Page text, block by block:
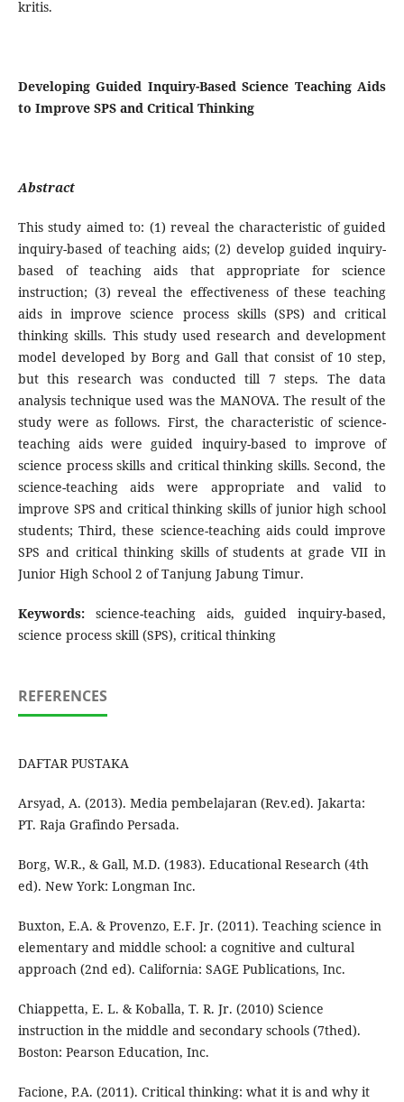
kritis.
Developing Guided Inquiry-Based Science Teaching Aids
to Improve SPS and Critical Thinking
Abstract
This study aimed to: (1) reveal the characteristic of guided
inquiry-based of teaching aids; (2) develop guided inquiry-
based of teaching aids that appropriate for science
instruction; (3) reveal the effectiveness of these teaching
aids in improve science process skills (SPS) and critical
thinking skills. This study used research and development
model developed by Borg and Gall that consist of 10 step,
but this research was conducted till 7 steps. The data
analysis technique used was the MANOVA. The result of the
study were as follows. First, the characteristic of science-
teaching aids were guided inquiry-based to improve of
science process skills and critical thinking skills. Second, the
science-teaching aids were appropriate and valid to
improve SPS and critical thinking skills of junior high school
students; Third, these science-teaching aids could improve
SPS and critical thinking skills of students at grade VII in
Junior High School 2 of Tanjung Jabung Timur.
Keywords:science-teaching aids, guided inquiry-based,
science process skill (SPS), critical thinking
REFERENCES
DAFTAR PUSTAKA
Arsyad, A. (2013). Media pembelajaran (Rev.ed). Jakarta:
PT. Raja Grafindo Persada.
Borg, W.R., & Gall, M.D. (1983). Educational Research (4th
ed). New York: Longman Inc.
Buxton, E.A. & Provenzo, E.F. Jr. (2011). Teaching science in
elementary and middle school: a cognitive and cultural
approach (2nd ed). California: SAGE Publications, Inc.
Chiappetta, E. L. & Koballa, T. R. Jr. (2010) Science
instruction in the middle and secondary schools (7thed).
Boston: Pearson Education, Inc.
Facione, P.A. (2011). Critical thinking: what it is and why it